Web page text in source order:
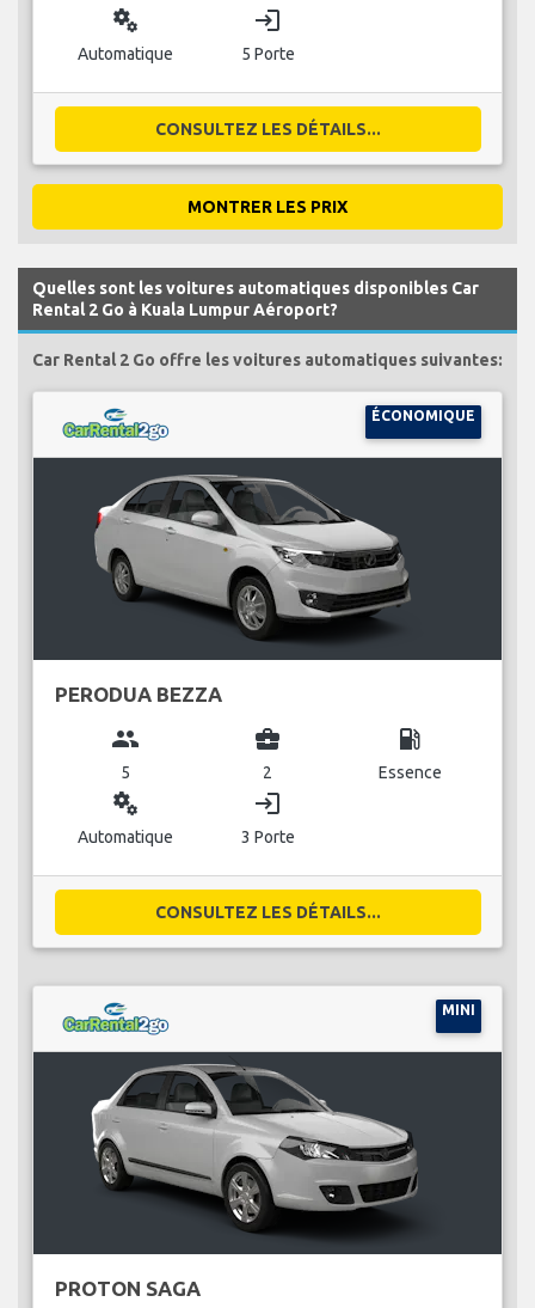
miscellaneous_services
Automatique
login
5 Porte
CONSULTEZ LES DÉTAILS...
MONTRER LES PRIX
Quelles sont les voitures automatiques disponibles Car
Rental 2 Go à Kuala Lumpur Aéroport?
Car Rental 2 Go offre les voitures automatiques suivantes:
ÉCONOMIQUE
PERODUA BEZZA
group
5
business_center
2
local_gas_station
Essence
miscellaneous_services
Automatique
login
3 Porte
CONSULTEZ LES DÉTAILS...
MINI
PROTON SAGA